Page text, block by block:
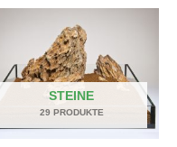
STEINE
29 PRODUKTE